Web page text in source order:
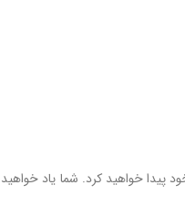
پیدا خواهید کرد. شما یاد